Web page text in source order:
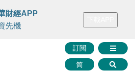
FINMETA 財華證券 媒體矩陣
訂閱
简
財經APP
先機